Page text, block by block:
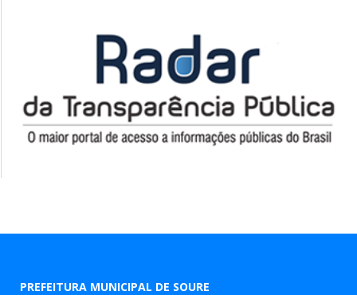
PREFEITURA MUNICIPAL DE SOURE